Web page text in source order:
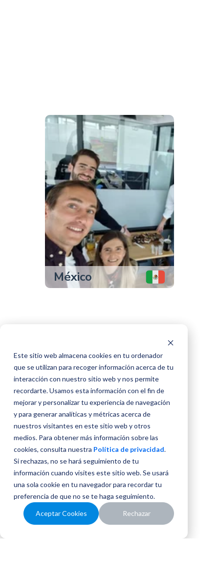
Este sitio web almacena cookies en tu ordenador
que se utilizan para recoger información acerca de tu
interacción con nuestro sitio web y nos permite
recordarte. Usamos esta información con el fin de
mejorar y personalizar tu experiencia de navegación
y para generar analíticas y métricas acerca de
nuestros visitantes en este sitio web y otros
medios. Para obtener más información sobre las
cookies, consulta nuestra Política de privacidad.
Si rechazas, no se hará seguimiento de tu
información cuando visites este sitio web. Se usará
una sola cookie en tu navegador para recordar tu
preferencia de que no se te haga seguimiento.
Aceptar Cookies Rechazar
México